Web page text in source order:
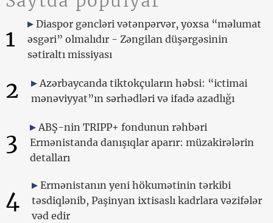
1
Diaspor gəncləri vətənpərvər, yoxsa “məlumat
əsgəri” olmalıdır - Zəngilan düşərgəsinin
sətiraltı missiyası
2
Azərbaycanda tiktokçuların həbsi: “ictimai
mənəviyyat”ın sərhədləri və ifadə azadlığı
3
ABŞ-nin TRIPP+ fondunun rəhbəri
Ermənistanda danışıqlar aparır: müzakirələrin
detalları
4
Ermənistanın yeni hökumətinin tərkibi
təsdiqlənib, Paşinyan ixtisaslı kadrlara vəzifələr
vəd edir